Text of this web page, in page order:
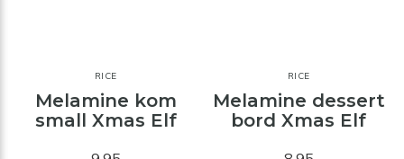
RICE
Melamine kom
small Xmas Elf
RICE
Melamine dessert
bord Xmas Elf